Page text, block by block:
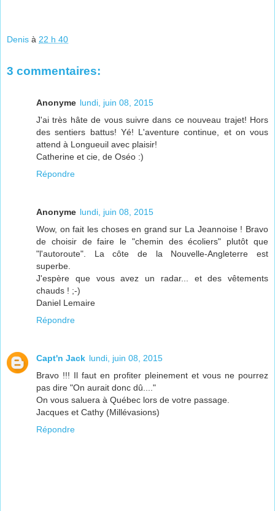
Denis à 22 h 40
3 commentaires:
Anonyme lundi, juin 08, 2015
J'ai très hâte de vous suivre dans ce nouveau trajet! Hors
des sentiers battus! Yé! L'aventure continue, et on vous
attend à Longueuil avec plaisir!
Catherine et cie, de Oséo :)
Répondre
Anonyme lundi, juin 08, 2015
Wow, on fait les choses en grand sur La Jeannoise ! Bravo
de choisir de faire le "chemin des écoliers" plutôt que
"l'autoroute". La côte de la Nouvelle-Angleterre est
superbe.
J'espère que vous avez un radar... et des vêtements
chauds ! ;-)
Daniel Lemaire
Répondre
Capt'n Jack lundi, juin 08, 2015
Bravo !!! Il faut en profiter pleinement et vous ne pourrez
pas dire "On aurait donc dû...."
On vous saluera à Québec lors de votre passage.
Jacques et Cathy (Millévasions)
Répondre